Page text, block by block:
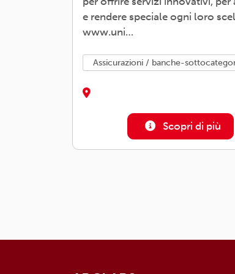
e rendere speciale ogni loro
www.uni…
assicurazioni / banche-
Scopri di più